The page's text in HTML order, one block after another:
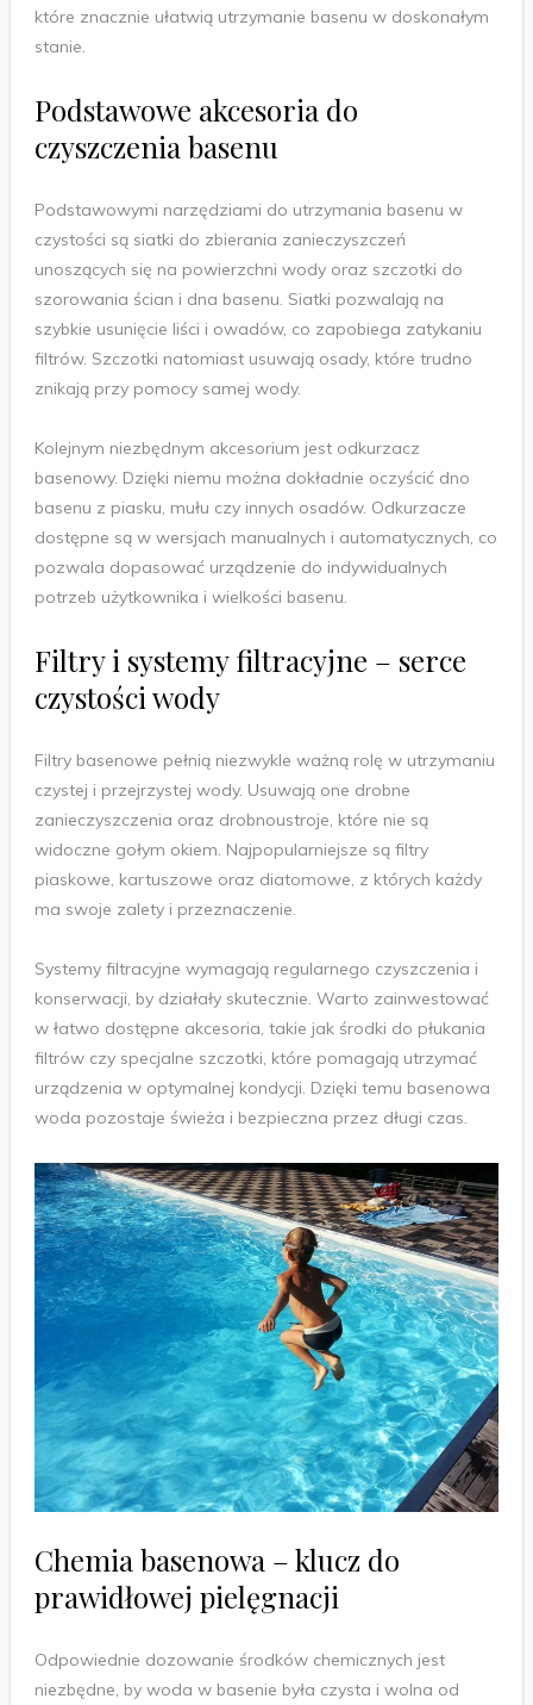
które znacznie ułatwią utrzymanie basenu w doskonałym
stanie.
Podstawowe akcesoria do
czyszczenia basenu
Podstawowymi narzędziami do utrzymania basenu w
czystości są siatki do zbierania zanieczyszczeń
unoszących się na powierzchni wody oraz szczotki do
szorowania ścian i dna basenu. Siatki pozwalają na
szybkie usunięcie liści i owadów, co zapobiega zatykaniu
filtrów. Szczotki natomiast usuwają osady, które trudno
znikają przy pomocy samej wody.
Kolejnym niezbędnym akcesorium jest odkurzacz
basenowy. Dzięki niemu można dokładnie oczyścić dno
basenu z piasku, mułu czy innych osadów. Odkurzacze
dostępne są w wersjach manualnych i automatycznych, co
pozwala dopasować urządzenie do indywidualnych
potrzeb użytkownika i wielkości basenu.
Filtry i systemy filtracyjne – serce
czystości wody
Filtry basenowe pełnią niezwykle ważną rolę w utrzymaniu
czystej i przejrzystej wody. Usuwają one drobne
zanieczyszczenia oraz drobnoustroje, które nie są
widoczne gołym okiem. Najpopularniejsze są filtry
piaskowe, kartuszowe oraz diatomowe, z których każdy
ma swoje zalety i przeznaczenie.
Systemy filtracyjne wymagają regularnego czyszczenia i
konserwacji, by działały skutecznie. Warto zainwestować
w łatwo dostępne akcesoria, takie jak środki do płukania
filtrów czy specjalne szczotki, które pomagają utrzymać
urządzenia w optymalnej kondycji. Dzięki temu basenowa
woda pozostaje świeża i bezpieczna przez długi czas.
Chemia basenowa – klucz do
prawidłowej pielęgnacji
Odpowiednie dozowanie środków chemicznych jest
niezbędne, by woda w basenie była czysta i wolna od